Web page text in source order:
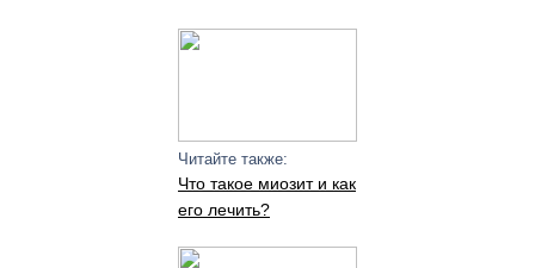
Читайте также:
Что такое миозит и как
его лечить?